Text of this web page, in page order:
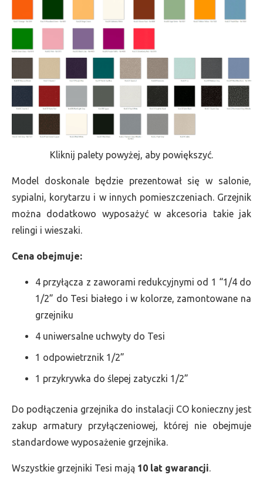
Kliknij palety powyżej, aby powiększyć.
Model doskonale będzie prezentował się w salonie,
sypialni, korytarzu i w innych pomieszczeniach. Grzejnik
można dodatkowo wyposażyć w akcesoria takie jak
relingi i wieszaki.
Cena obejmuje:
4 przyłącza z zaworami redukcyjnymi od 1 “1/4 do
1/2” do Tesi białego i w kolorze, zamontowane na
grzejniku
4 uniwersalne uchwyty do Tesi
1 odpowietrznik 1/2”
1 przykrywka do ślepej zatyczki 1/2”
Do podłączenia grzejnika do instalacji CO konieczny jest
zakup armatury przyłączeniowej, której nie obejmuje
standardowe wyposażenie grzejnika.
Wszystkie grzejniki Tesi mają 10 lat gwarancji.